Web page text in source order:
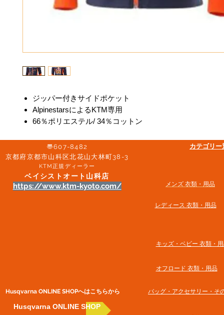
ジッパー付きサイドポケット
AlpinestarsによるKTM専用
66％ポリエステル/ 34％コットン
〠607-8482
京都府京都市山科区北花山大林町38-3​
KTM正規ディーラー
ベイシストオート山科店
https://www.ktm-kyoto.com/
Husqvarna ONLINE SHOP​へはこちらから
Husqvarna ONLINE SHOP
カテゴリ
メンズ 衣類・用品
​レディース 衣類・用品
キッズ・ベビー 衣類・
オフロード 衣類・用品
バッグ・アクセサリー・そ